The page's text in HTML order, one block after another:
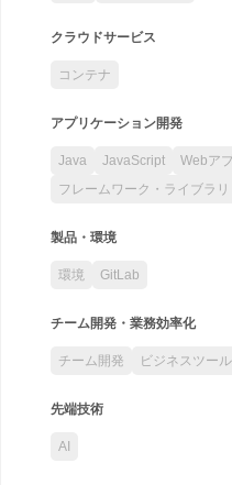
クラウドサービス
コンテナ
アプリケーション開発
Java JavaScript
Webア
フレームワーク・ライブラリ
製品・環境
環境 GitLab
チーム開発・業務効率化
チーム開発 ビジネスツール
先端技術
AI